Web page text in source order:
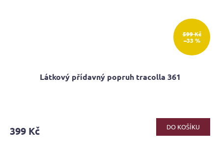
599 Kč
–33 %
Látkový přídavný popruh tracolla 361
399 Kč DO KOŠÍKU